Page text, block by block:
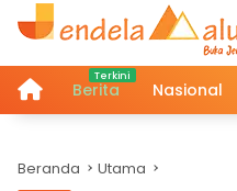
Langsung
HomeBerita Nasional
Beranda Utama